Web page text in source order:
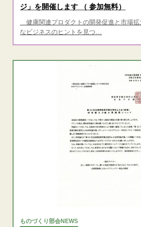
ジ」を開催します （ 参加無料）
健康関連プロダクトの開発促進と市場拡
なビジネスのヒントを見つ…
ものづくり部会NEWS